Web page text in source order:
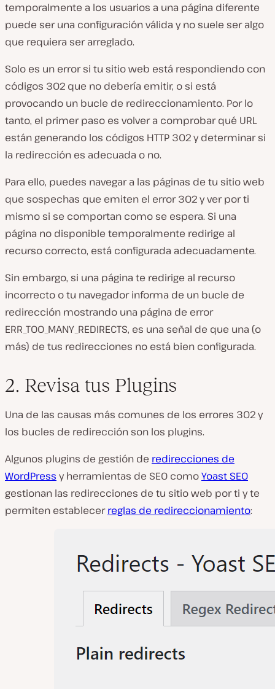
temporalmente a los usuarios a una página diferente
puede ser una configuración válida y no suele ser algo
que requiera ser arreglado.
Solo es un error si tu sitio web está respondiendo con
códigos 302 que no debería emitir, o si está
provocando un bucle de redireccionamiento. Por lo
tanto, el primer paso es volver a comprobar qué URL
están generando los códigos HTTP 302 y determinar si
la redirección es adecuada o no.
Para ello, puedes navegar a las páginas de tu sitio web
que sospechas que emiten el error 302 y ver por ti
mismo si se comportan como se espera. Si una
página no disponible temporalmente redirige al
recurso correcto, está configurada adecuadamente.
Sin embargo, si una página te redirige al recurso
incorrecto o tu navegador informa de un bucle de
redirección mostrando una página de error
ERR_TOO_MANY_REDIRECTS, es una señal de que una (o
más) de tus redirecciones no está bien configurada.
2. Revisa tus Plugins
Una de las causas más comunes de los errores 302 y
los bucles de redirección son los plugins.
Algunos plugins de gestión de redirecciones de
WordPress y herramientas de SEO comoYoast SEO
gestionan las redirecciones de tu sitio web por ti y te
permiten establecerreglas de redireccionamiento: